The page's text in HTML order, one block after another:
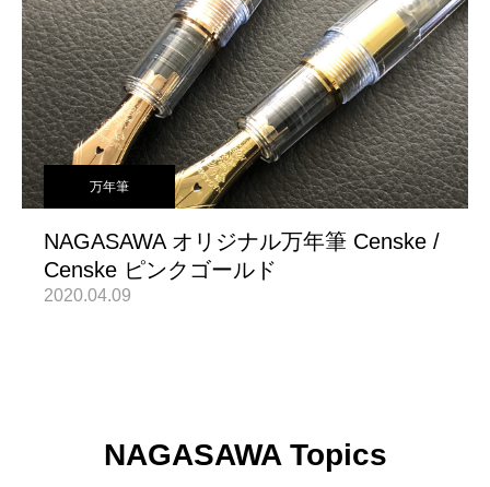
万年筆
NAGASAWA オリジナル万年筆 Censke /
Censke ピンクゴールド
2020.04.09
NAGASAWA Topics